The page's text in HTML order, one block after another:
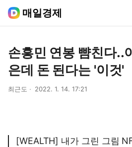
매일경제
손흥민 연봉 뺨친다..
은데 돈 된다는 '이것'
최근도 2022. 1. 14. 17:21
[WEALTH] 내가 그린 그림